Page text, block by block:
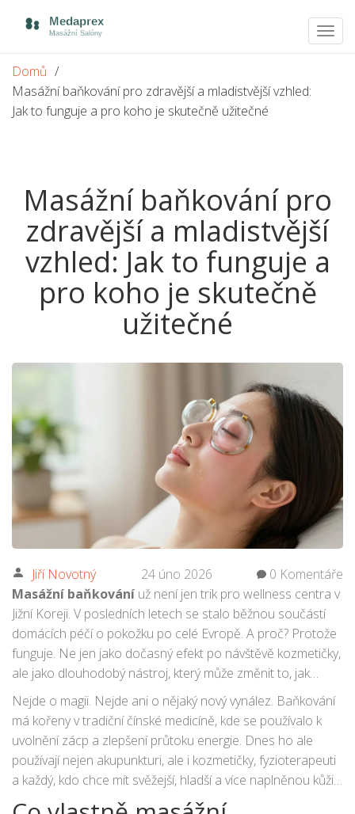
Domů
Masážní baňkování pro zdravější a mladistvější vzhled:
Jak to funguje a pro koho je skutečně užitečné
Masážní baňkování pro
zdravější a mladistvější
vzhled: Jak to funguje a
pro koho je skutečně
užitečné
Jiří Novotný 24 úno 2026
0 Komentáře
Masážní baňkování už není jen trik pro wellness centra v
Jižní Koreji. V posledních letech se stalo běžnou součástí
domácích péčí o pokožku po celé Evropě. A proč? Protože
funguje. Ne jen jako dočasný efekt po návštěvě kozmetičky,
ale jako dlouhodobý nástroj, který může změnit to, jak
vypadá vaše kůže - a jak se cítíte ve své kůži.
Nejde o magii. Nejde ani o nějaký nový vynález. Baňkování
má kořeny v tradiční čínské medicíně, kde se používalo k
uvolnění zácp a zlepšení průtoku energie. Dnes ho ale
používají nejen akupunkturi, ale i kozmetičky, fyzioterapeuti
a každý, kdo chce mít svěžejší, hladší a více naplněnou kůži -
bez injekcí, bez chemických peelingů a bez návštěvy